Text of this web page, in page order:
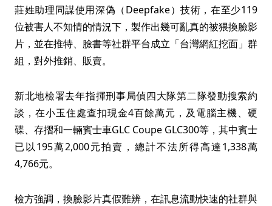
莊姓助理同謀使用深偽（Deepfake）技術，在至少119
位被害人不知情的情況下，製作出幾可亂真的被猥換臉影
片，並在推特、臉書等社群平台成立「台灣網紅挖面」群
組，對外推銷、販賣。
新北地檢署去年指揮刑事局偵四大隊第二隊發動搜索約
談，在小玉住處查扣現金4百餘萬元，及電腦主機、硬
碟、存摺和一輛賓士車GLC Coupe GLC300等，其中賓士
已以195萬2,000元拍賣，總計不法所得高達1,338萬
4,766元。
檢方強調，換臉影片真假難辨，在訊息流動快速的社群與